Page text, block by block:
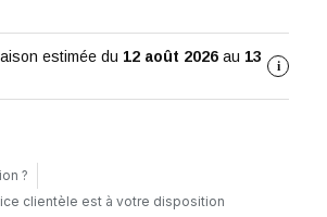
estimée du 12 août 2026 au 13
i
?
clientèle est à votre disposition